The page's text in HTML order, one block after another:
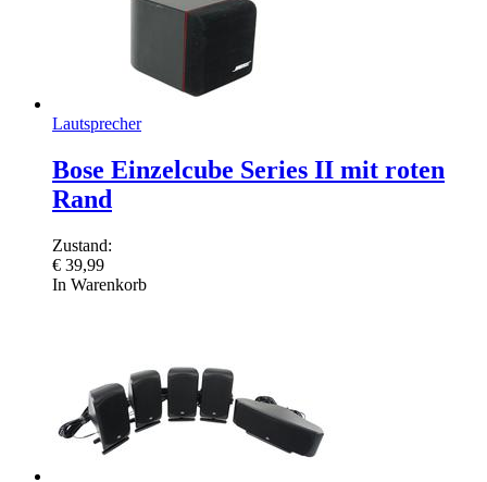
Lautsprecher
Bose Einzelcube Series II mit roten
Rand
Zustand:
€ 39,99
In Warenkorb